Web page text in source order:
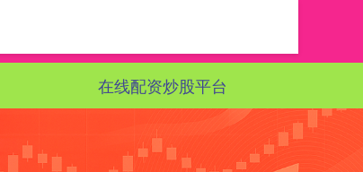
在线配资炒股平台